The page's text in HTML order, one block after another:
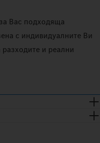
Вас подходяща
с индивидуалните Ви
и реални